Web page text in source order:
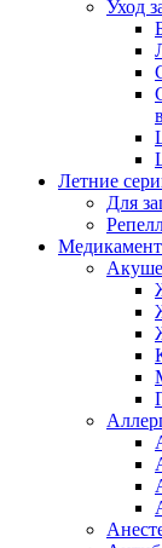
Уход
Летние
Для